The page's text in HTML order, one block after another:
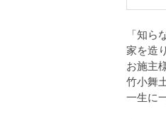
「知
家を造
お施主
竹小舞
一生に